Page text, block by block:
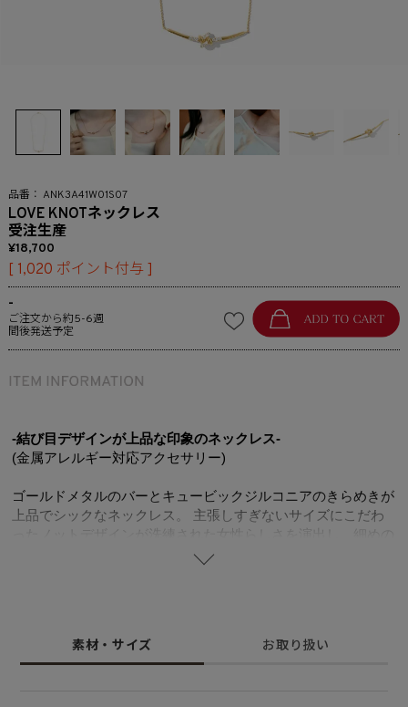
ANK3A41W01S07
LOVE KNOTネックレス
受注生産
18,700
[ 1,020 ポイント付与 ]
-
ご注文から約5-6週
間後発送予定
-結び目デザインが上品な印象のネックレス-
(金属アレルギー対応アクセサリー)
ゴールドメタルのバーとキュービックジルコニアのきらめきが
上品でシックなネックレス。 主張しすぎないサイズにこだわ
ったノットデザインが洗練された女性らしさを演出し、細めの
チェーンがデコルテラインを綺麗に魅せてくれます。 シンプ
との絆や愛を意味します。
デイリーに長く愛用していただけるよう輝きが美しく、耐久性
素材・サイズ お取り扱い